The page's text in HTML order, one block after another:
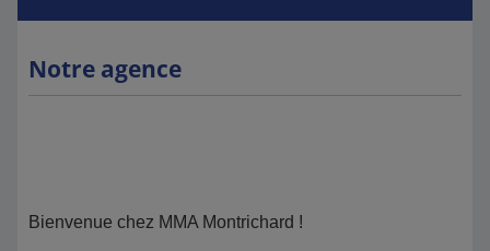
Notre agence
Bienvenue chez MMA Montrichard !